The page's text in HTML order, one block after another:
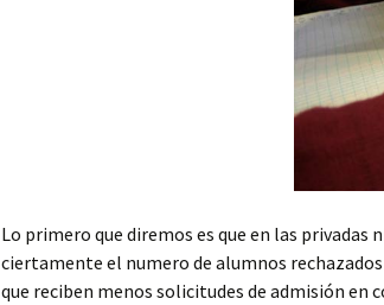
Lo primero que diremos es que en las privadas
ciertamente el numero de alumnos
que reciben menos solicitudes de admisión en